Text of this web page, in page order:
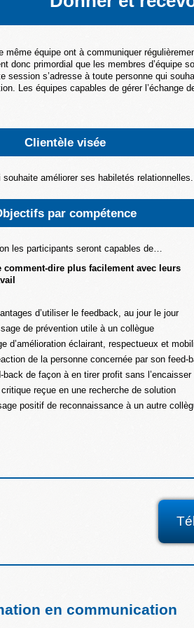
même équipe ont à communiquer
donc primordial que les membres d’équipe
session s’adresse à toute personne qui
Les équipes capables de gérer
Clientèle visée
souhaite améliorer ses habiletés relationnelles.
par compétence
les participants seront capables de…
comment-dire plus facilement avec leurs
d’utiliser le feedback, au jour le jour
de prévention utile à un collègue
d’amélioration éclairant, respectueux et
de la personne concernée par son feed-
back de façon à en tirer profit sans l’encaisser
reçue en une recherche de solution
positif de reconnaissance à un autre
en communication